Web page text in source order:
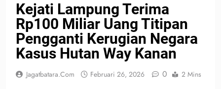
Kejati Lampung Terima
Rp100 Miliar Uang Titipan
Pengganti Kerugian Negara
Kasus Hutan Way Kanan
Jagatbatara.com Februari 26, 2026 0 2 Mins